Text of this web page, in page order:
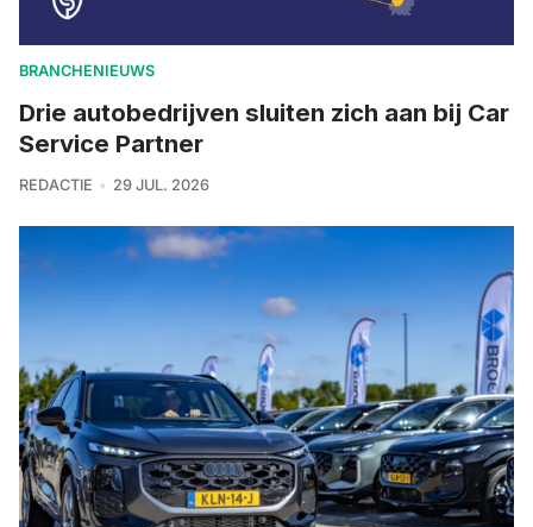
BRANCHENIEUWS
Drie autobedrijven sluiten zich aan bij Car
Service Partner
REDACTIE 29 JUL. 2026